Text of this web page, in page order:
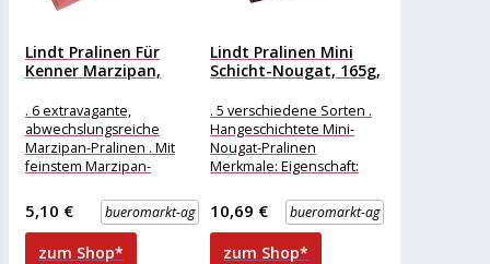
Lindt Pralinen Für
Kenner Marzipan,
. 6 extravagante,
abwechslungsreiche
Marzipan-Pralinen . Mit
feinstem Marzipan-
Walnuss-Marzipan
Merkmale: Ausführung:
Geschenk weitere
Produktinformationen:
bueromarkt-ag
5,10 €
zum Shop*
Lindt Pralinen Mini
Schicht-Nougat, 165g,
. 5 verschiedene Sorten .
Hangeschichtete Mini-
Nougat-Pralinen
Merkmale: Eigenschaft:
Geschenk weitere
Produktinformationen:
Inhalt: 165g, Sorten:
Mandel-Nuss-Nougat
bueromarkt-ag
10,69 €
zum Shop*